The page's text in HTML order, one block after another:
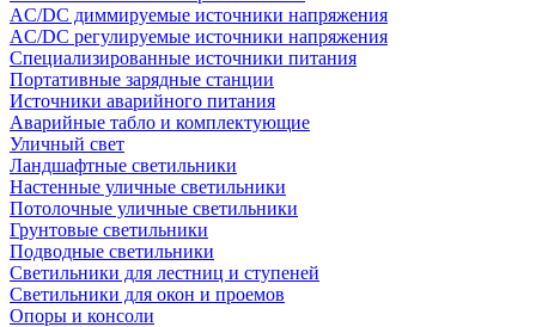
AC/DC диммируемые источники напряжения
AC/DC регулируемые источники напряжения
Специализированные источники питания
Портативные зарядные станции
Источники аварийного питания
Аварийные табло и комплектующие
Уличный свет
Ландшафтные светильники
Настенные уличные светильники
Потолочные уличные светильники
Грунтовые светильники
Подводные светильники
Светильники для лестниц и ступеней
Светильники для окон и проемов
Опоры и консоли